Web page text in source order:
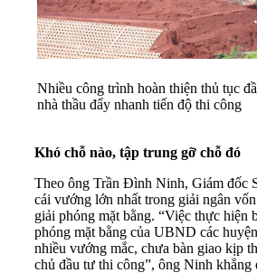
Nhiều công trình hoàn thiện thủ tục
nhà thầu đẩy nhanh tiến độ thi công
Khó chỗ nào, tập trung gỡ chỗ đó
Theo ông Trần Đình Ninh, Giám đốc
cái vướng lớn nhất trong giải ngân
giải phóng mặt bằng. “Việc thực hiện
phóng mặt bằng của UBND các
nhiều vướng mắc, chưa bàn giao kịp
chủ đầu tư thi công”, ông Ninh khẳng